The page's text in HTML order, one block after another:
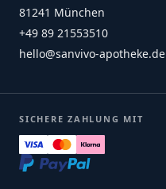
81241 München
+49 89 21553510
hello@sanvivo-apotheke.de
SICHERE ZAHLUNG MIT